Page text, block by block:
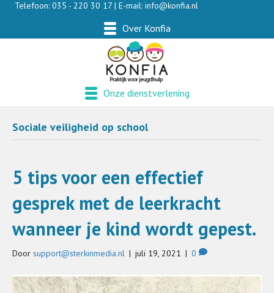
Telefoon: 035 - 220 30 17 | E-mail: info@konfia.nl
Over Konfia
Onze dienstverlening
Sociale veiligheid op school
5 tips voor een effectief
gesprek met de leerkracht
wanneer je kind wordt gepest.
Door support@sterkinmedia.nl | juli 19, 2021 | 0